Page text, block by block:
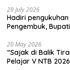
29 July 2026
Hadiri
Pengembuk,
20 May 2026
“Sajak di Balik
Pelajar V NTB